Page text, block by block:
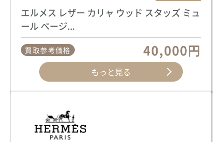
エルメス レザー カリャ ウッド スタッズ ミュ
ール ベージ...
買取参考価格 40,000円
もっと見る